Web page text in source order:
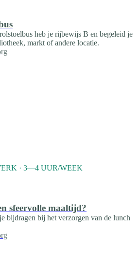
heb je rijbewijs B en begeleid je
markt of andere locatie.
· 3—4 UUR/WEEK
sfeervolle maaltijd?
bijdragen bij het verzorgen van de lunch